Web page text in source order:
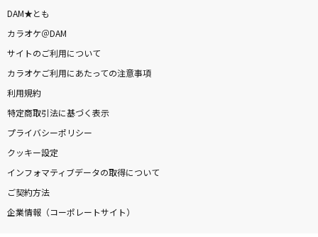
DAM★とも
カラオケ＠DAM
サイトのご利用について
カラオケご利用にあたっての注意事項
利用規約
特定商取引法に基づく表示
プライバシーポリシー
クッキー設定
インフォマティブデータの取得について
ご契約方法
企業情報（コーポレートサイト）